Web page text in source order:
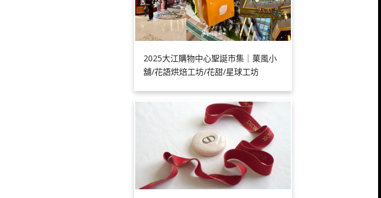
2025大江購物中心聖誕市集｜菓風小
舖/花語烘焙工坊/花甜/星球工坊